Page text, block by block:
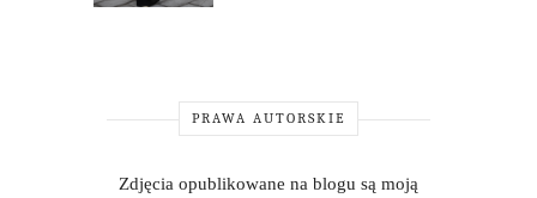
PRAWA AUTORSKIE
Zdjęcia opublikowane na blogu są moją